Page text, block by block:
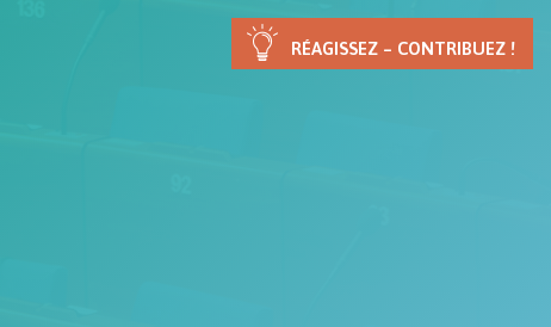
RÉAGISSEZ – CONTRIBUEZ !